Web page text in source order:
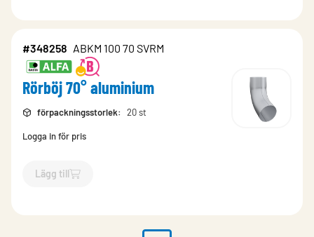
#348258 ABKM 100 70 SVRM
Rörböj 70° aluminium
förpackningsstorlek: 20 st
Logga in för pris
Lägg till
`$Lägg till